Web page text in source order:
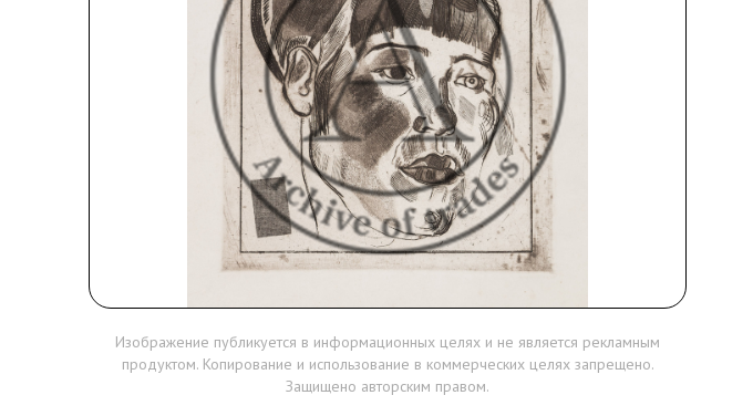
Изображение публикуется в информационных целях и не является рекламным
продуктом. Копирование и использование в коммерческих целях запрещено.
Защищено авторским правом.